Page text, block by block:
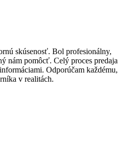
skúsenosť. Bol profesionálny,
nám pomôcť. Celý proces predaja
Odporúčam každému,
v realitách.